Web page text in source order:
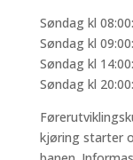
Søndag kl
Søndag kl
Søndag kl
Søndag kl
kjøring starter